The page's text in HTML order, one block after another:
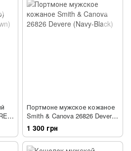
Портмоне мужское кожаное
Smith & Canova 26826 Devere
(Red-Black)
1 300 грн